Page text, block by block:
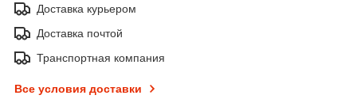
Доставка курьером
Доставка почтой
Транспортная компания
Все условия доставки